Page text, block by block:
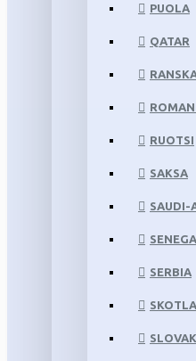
PUOLA
QATAR
RUOTSI
SAKSA
SAUDI-
SERBIA